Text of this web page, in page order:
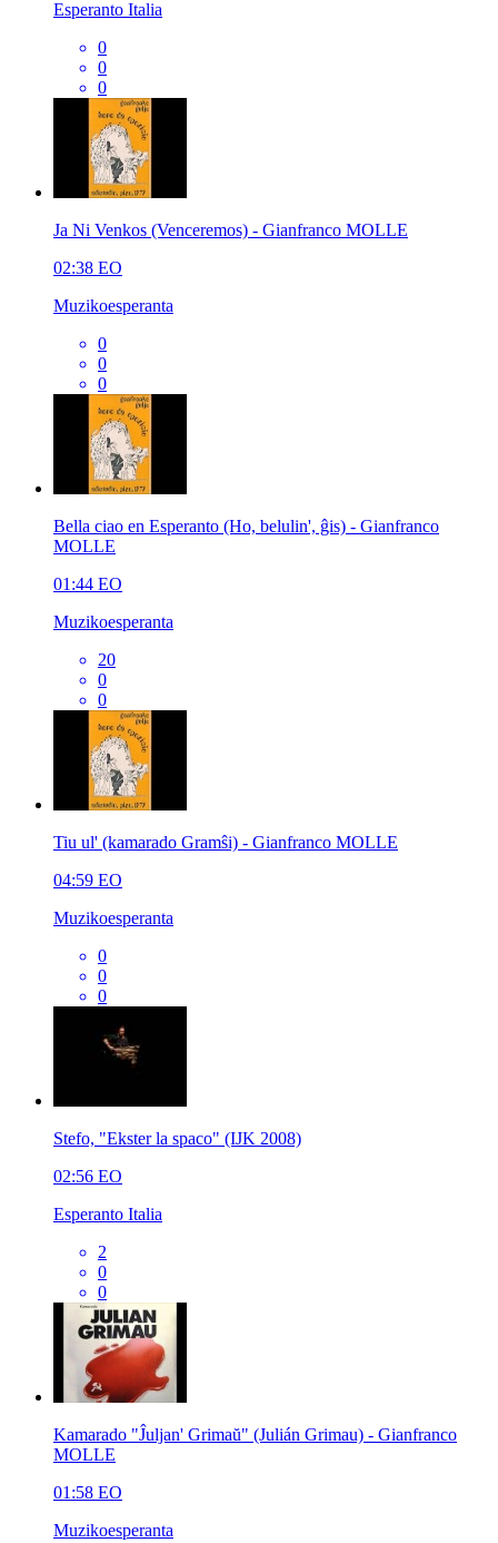
Esperanto Italia
0
0
0
Ja Ni Venkos (Venceremos) - Gianfranco MOLLE
02:38 EO
Muzikoesperanta
0
0
0
Bella ciao en Esperanto (Ho, belulin', ĝis) - Gianfranco
MOLLE
01:44 EO
Muzikoesperanta
20
0
0
Tiu ul' (kamarado Gramŝi) - Gianfranco MOLLE
04:59 EO
Muzikoesperanta
0
0
0
Stefo, "Ekster la spaco" (IJK 2008)
02:56 EO
Esperanto Italia
2
0
0
Kamarado "Ĵuljan' Grimaŭ" (Julián Grimau) - Gianfranco
MOLLE
01:58 EO
Muzikoesperanta